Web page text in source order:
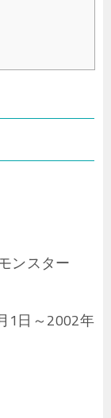
ンスター
1日～2002年